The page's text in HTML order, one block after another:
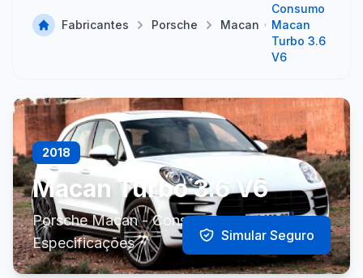
Fabricantes Porsche Macan
Consumo
Macan
Turbo 3.6
V6
2018
Macan Turbo 3.6 V6
Porsche Macan - Consumo e
Especificações
Simular Seguro